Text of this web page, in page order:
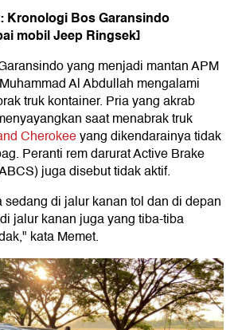
Kronologi Bos Garansindo
mobil Jeep Ringsek]
yang menjadi mantan APM
Al Abdullah mengalami
truk kontainer. Pria yang akrab
saat menabrak truk
Cherokeeyang dikendarainya tidak
Peranti rem darurat Active Brake
juga disebut tidak aktif.
di jalur kanan tol dan di depan
jalur kanan juga yang tiba-tiba
kata Memet.